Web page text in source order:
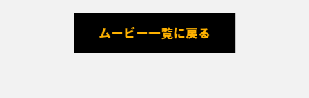
ムービー一覧に戻る